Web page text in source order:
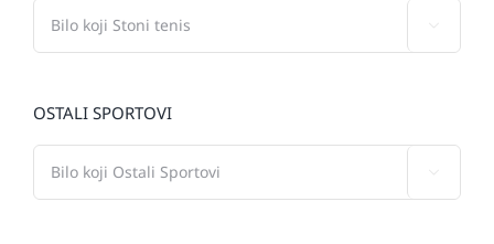
OSTALI SPORTOVI